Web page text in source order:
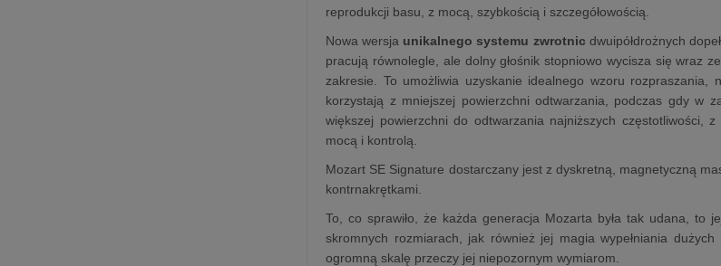
reprodukcji basu, z mocą, szybkością i szczegółowością.
Nowa wersja unikalnego systemu zwrotnic dwuipółdrożnych
pracują równolegle, ale dolny głośnik stopniowo wycisza się wraz
zakresie. To umożliwia uzyskanie idealnego wzoru rozpraszania,
korzystają z mniejszej powierzchni odtwarzania, podczas gdy w
większej powierzchni do odtwarzania najniższych częstotliwości,
mocą i kontrolą.
Mozart SE Signature dostarczany jest z dyskretną, magnetyczną
kontrnakrętkami.
To, co sprawiło, że każda generacja Mozarta była tak udana, to
skromnych rozmiarach, jak również jej magia wypełniania
ogromną skalę przeczy jej niepozornym wymiarom.